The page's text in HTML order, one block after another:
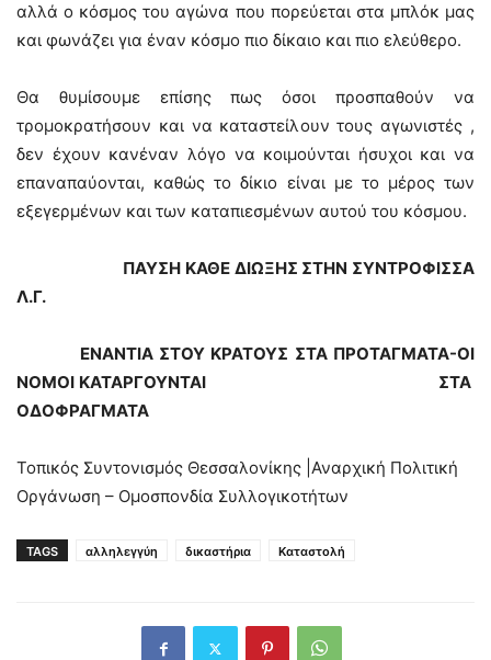
αλλά ο κόσμος του αγώνα που πορεύεται στα μπλόκ μας
και φωνάζει για έναν κόσμο πιο δίκαιο και πιο ελεύθερο.
Θα θυμίσουμε επίσης πως όσοι προσπαθούν να
τρομοκρατήσουν και να καταστείλουν τους αγωνιστές ,
δεν έχουν κανέναν λόγο να κοιμούνται ήσυχοι και να
επαναπαύονται, καθώς το δίκιο είναι με το μέρος των
εξεγερμένων και των καταπιεσμένων αυτού του κόσμου.
ΠΑΥΣΗ ΚΑΘΕ ΔΙΩΞΗΣ ΣΤΗΝ ΣΥΝΤΡΟΦΙΣΣΑ
Λ.Γ.
ΕΝΑΝΤΙΑ ΣΤΟΥ ΚΡΑΤΟΥΣ ΣΤΑ ΠΡΟΤΑΓΜΑΤΑ-ΟΙ
ΝΟΜΟΙ ΚΑΤΑΡΓΟΥΝΤΑΙ ΣΤΑ
ΟΔΟΦΡΑΓΜΑΤΑ
Τοπικός Συντονισμός Θεσσαλονίκης |Αναρχική Πολιτική
Οργάνωση – Ομοσπονδία Συλλογικοτήτων
TAGS αλληλεγγύη δικαστήρια Καταστολή